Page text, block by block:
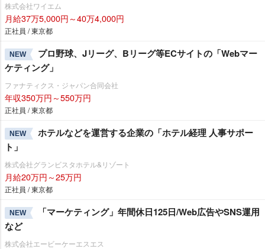
株式会社ワイエム
月給37万5,000円～40万4,000円
正社員 / 東京都
NEW
プロ野球、Jリーグ、Bリーグ等ECサイトの「Webマー
ケティング」
ファナティクス・ジャパン合同会社
年収350万円～550万円
正社員 / 東京都
NEW
ホテルなどを運営する企業の「ホテル経理 人事サポー
ト」
株式会社グランビスタホテル&リゾート
月給20万円～25万円
正社員 / 東京都
NEW
「マーケティング」年間休日125日/Web広告やSNS運用
など
株式会社エービーケーエスエス